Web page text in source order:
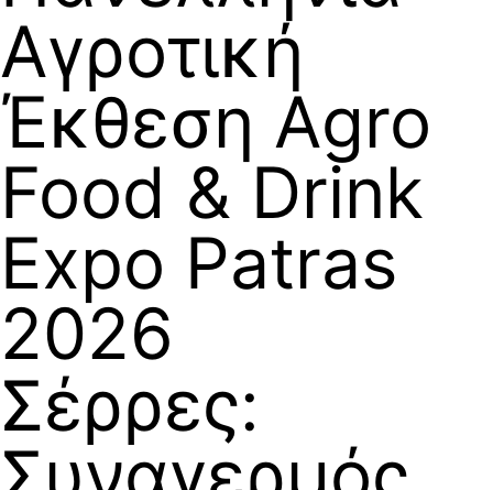
Αγροτική
Έκθεση Agro
Food & Drink
Expo Patras
2026
Σέρρες: